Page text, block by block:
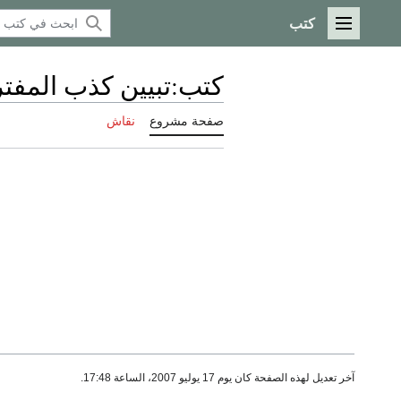
القائمة الرئيسية
كتب
كتب:تبيين كذب
صفحة مشروع نقاش
آخر تعديل لهذه الصفحة كان يوم 17 يوليو 2007، الساعة 17:48.